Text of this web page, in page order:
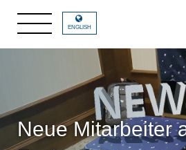
ENGLISH
Neue Mitarbeiter